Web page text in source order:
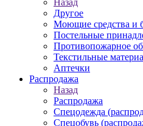
Назад
Другое
Моющие средства и
Постельные
Противопожарное
Текстильные
Аптечки
Распродажа
Назад
Распродажа
Спецодежда
Спецобувь